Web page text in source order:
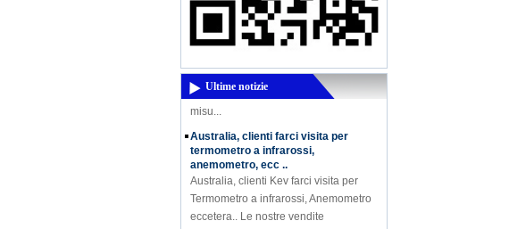
Ultime notizie
DM300M
Un potente nuovo prodotto Coming - ad
alta frequenza di umidità Meter
umidità DM300 viene utilizzato per la
misu...
termometro a infrarossi,
anemometro, ecc ..
Australia, clienti Kev farci visita per
Termometro a infrarossi, Anemometro
eccetera.. Le nostre vendite
Representive Sandy fanno un